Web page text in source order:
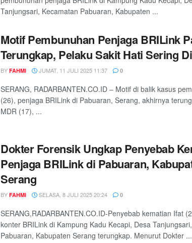
Tanjungsari, Kecamatan Pabuaran, Kabupaten ...
Motif Pembunuhan Penjaga BRILink
Terungkap, Pelaku Sakit Hati Sering
BY FAHMI JUMAT, 11 JULI 2025 11:37 0
SERANG, RADARBANTEN.CO.ID – Motif di balik kasus
(26), penjaga BRILink di Pabuaran, Serang, akhirnya
MDR (17), ...
Dokter Forensik Ungkap Penyebab
Penjaga BRILink di Pabuaran,
Serang
BY FAHMI SELASA, 8 JULI 2025 20:24 0
SERANG,RADARBANTEN.CO.ID-Penyebab kematian Ifat
konter BRILink di Kampung Kadu Kecapi, Desa
Pabuaran, Kabupaten Serang terungkap. Menurut Dokter ...